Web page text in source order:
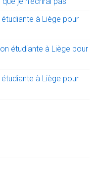
à Liège pour
étudiante à Liège pour
à Liège pour